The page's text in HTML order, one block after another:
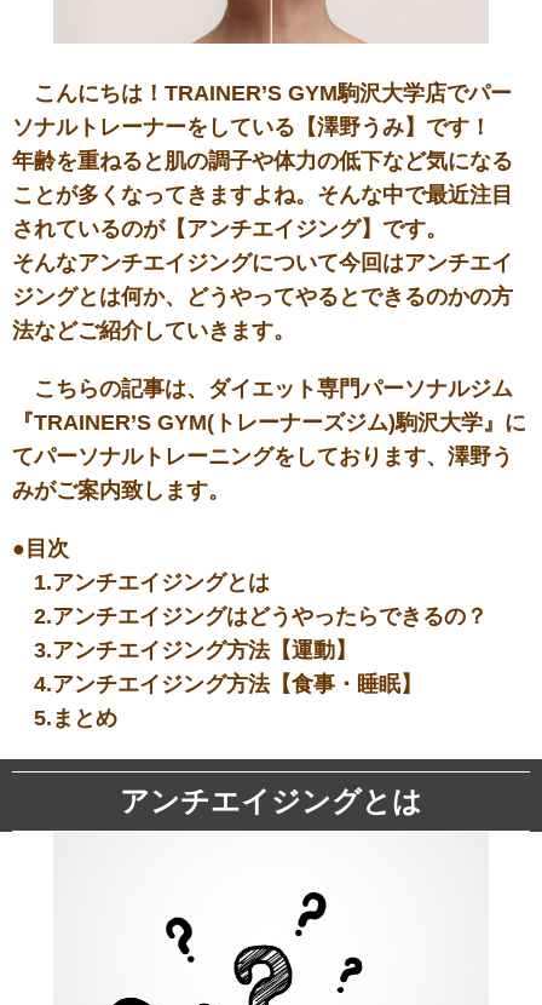
こんにちは！TRAINER’S GYM駒沢大学店でパー
ソナルトレーナーをしている【澤野うみ】です！
年齢を重ねると肌の調子や体力の低下など気になる
ことが多くなってきますよね。そんな中で最近注目
されているのが【アンチエイジング】です。
そんなアンチエイジングについて今回はアンチエイ
ジングとは何か、どうやってやるとできるのかの方
法などご紹介していきます。
こちらの記事は、ダイエット専門パーソナルジム
『TRAINER’S GYM(トレーナーズジム)駒沢大学』に
てパーソナルトレーニングをしております、澤野う
みがご案内致します。
●目次
1.アンチエイジングとは
2.アンチエイジングはどうやったらできるの？
3.アンチエイジング方法【運動】
4.アンチエイジング方法【食事・睡眠】
5.まとめ
アンチエイジングとは